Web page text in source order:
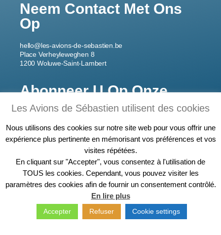
Neem Contact Met Ons
Op
hello@les-avions-de-sebastien.be
Place Verheyleweghen 8
1200 Woluwe-Saint-Lambert
Abonneer U Op Onze
Nieuwsbrief
Ik ben aan het registreren
Sébastien © 2020 – Les Avions de Sébastien
Cookiebeleid
Revoir les cookies–
Les Avions de Sébastien utilisent des cookies
Nous utilisons des cookies sur notre site web pour vous offrir une
expérience plus pertinente en mémorisant vos préférences et vos
visites répétées.
En cliquant sur "Accepter", vous consentez à l'utilisation de
TOUS les cookies. Cependant, vous pouvez visiter les
paramètres des cookies afin de fournir un consentement contrôlé.
En lire plus
Accepter Refuser Cookie settings